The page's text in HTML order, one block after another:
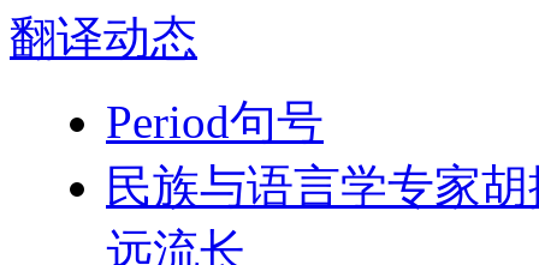
翻译动态
Period句号
民族与语言学专家
远流长